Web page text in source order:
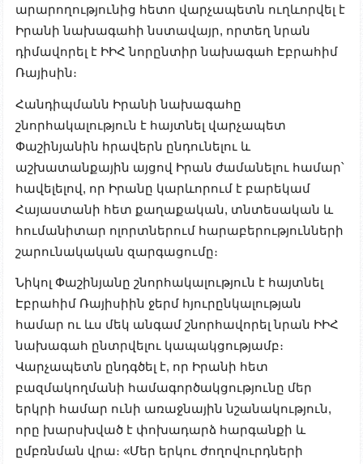
արարողությունից հետո վարչապետն ուղևորվել է
Իրանի նախագահի նստավայր, որտեղ նրան
դիմավորել է ԻԻՀ նորընտիր նախագահ Էբրահիմ
Ռայիսին։
Հանդիպմանն Իրանի նախագահը
շնորհակալություն է հայտնել վարչապետ
Փաշինյանին հրավերն ընդունելու և
աշխատանքային այցով Իրան ժամանելու համար՝
հավելելով, որ Իրանը կարևորում է բարեկամ
Հայաստանի հետ քաղաքական, տնտեսական և
հումանիտար ոլորտներում հարաբերությունների
շարունակական զարգացումը։
Նիկոլ Փաշինյանը շնորհակալություն է հայտնել
Էբրահիմ Ռայիսիին ջերմ հյուրընկալության
համար ու ևս մեկ անգամ շնորհավորել նրան ԻԻՀ
նախագահ ընտրվելու կապակցությամբ։
Վարչապետն ընդգծել է, որ Իրանի հետ
բազմակողմանի համագործակցությունը մեր
երկրի համար ունի առաջնային նշանակություն,
որը խարսխված է փոխադարձ հարգանքի և
ըմբռնման վրա։ «Մեր երկու ժողովուրդների